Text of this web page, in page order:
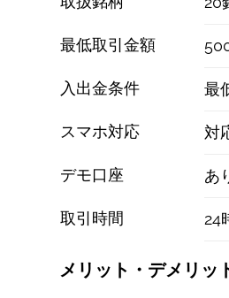
最低取引金額
入出金条件 最
スマホ対応 対
デモ口座 あ
取引時間 24
メリット・デメリッ